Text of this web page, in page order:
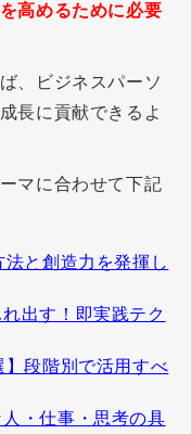
高めるために必要
、ビジネスパーソ
長に貢献できるよ
マに合わせて下記
と創造力を発揮し
出す！即実践テク
】段階別で活用すべ
・仕事・思考の具